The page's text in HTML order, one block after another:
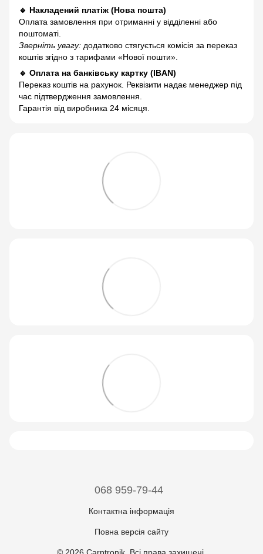
🔹 Накладений платіж (Нова пошта)
Оплата замовлення при отриманні у відділенні або
поштоматі.
Зверніть увагу: додатково стягується комісія за переказ
коштів згідно з тарифами «Нової пошти».
🔹 Оплата на банківську картку (IBAN)
Переказ коштів на рахунок. Реквізити надає менеджер під
час підтвердження замовлення.
Гарантія від виробника 24 місяця.
068 959-79-44
Контактна інформація
Повна версія сайту